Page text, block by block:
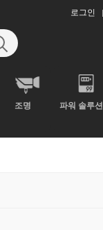
로그인
조명 파워 솔루션